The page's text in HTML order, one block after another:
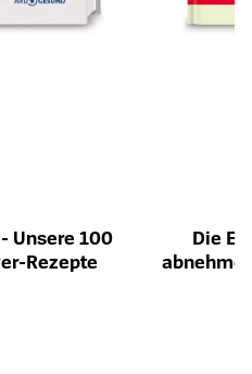
Unsere 100
Rezepte
Die